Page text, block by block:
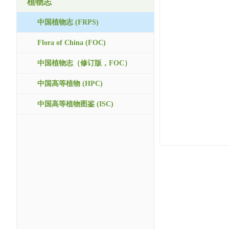
植物志
中国植物志 (FRPS)
Flora of China (FOC)
中国植物志（修订版，FOC）
中国高等植物 (HPC)
中国高等植物图鉴 (ISC)